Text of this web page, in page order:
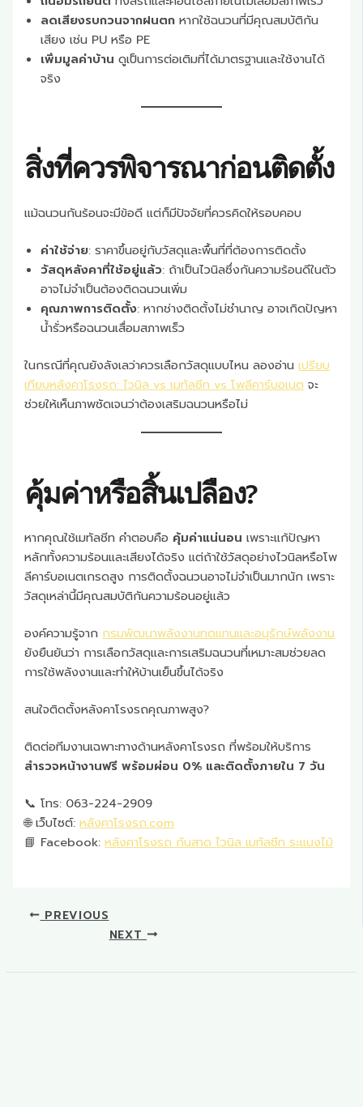
ลดเสียงรบกวนจากฝนตก หากใช้ฉนวนที่มีคุณสมบัติกัน
เสียง เช่น PU หรือ PE
เพิ่มมูลค่าบ้าน ดูเป็นการต่อเติมที่ได้มาตรฐานและใช้งานได้
จริง
สิ่งที่ควรพิจารณาก่อนติดตั้ง
แม้ฉนวนกันร้อนจะมีข้อดี แต่ก็มีปัจจัยที่ควรคิดให้รอบคอบ
ค่าใช้จ่าย: ราคาขึ้นอยู่กับวัสดุและพื้นที่ที่ต้องการติดตั้ง
วัสดุหลังคาที่ใช้อยู่แล้ว: ถ้าเป็นไวนิลซึ่งกันความร้อนดีในตัว
อาจไม่จำเป็นต้องติดฉนวนเพิ่ม
คุณภาพการติดตั้ง: หากช่างติดตั้งไม่ชำนาญ อาจเกิดปัญหา
น้ำรั่วหรือฉนวนเสื่อมสภาพเร็ว
ในกรณีที่คุณยังลังเลว่าควรเลือกวัสดุแบบไหน ลองอ่านเปรียบ
เทียบหลังคาโรงรถ: ไวนิล vs เมทัลชีท vs โพลีคาร์บอเนต จะ
ช่วยให้เห็นภาพชัดเจนว่าต้องเสริมฉนวนหรือไม่
คุ้มค่าหรือสิ้นเปลือง?
หากคุณใช้เมทัลชีท คำตอบคือ คุ้มค่าแน่นอน เพราะแก้ปัญหา
หลักทั้งความร้อนและเสียงได้จริง แต่ถ้าใช้วัสดุอย่างไวนิลหรือโพ
ลีคาร์บอเนตเกรดสูง การติดตั้งฉนวนอาจไม่จำเป็นมากนัก เพราะ
วัสดุเหล่านี้มีคุณสมบัติกันความร้อนอยู่แล้ว
องค์ความรู้จาก กรมพัฒนาพลังงานทดแทนและอนุรักษ์พลังงาน
ยังยืนยันว่า การเลือกวัสดุและการเสริมฉนวนที่เหมาะสมช่วยลด
การใช้พลังงานและทำให้บ้านเย็นขึ้นได้จริง
สนใจติดตั้งหลังคาโรงรถคุณภาพสูง?
ติดต่อทีมงานเฉพาะทางด้านหลังคาโรงรถ ที่พร้อมให้บริการ
สำรวจหน้างานฟรี พร้อมผ่อน 0% และติดตั้งภายใน 7 วัน
📞 โทร: 063-224-2909
🌐 เว็บไซต์:หลังคาโรงรถ.com
📘 Facebook:หลังคาโรงรถ กันสาด ไวนิล เมทัลชีท ระแนงไม้
PREVIOUS
NEXT